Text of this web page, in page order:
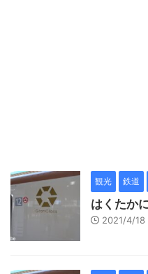
観光 鉄道
はくたか
2021/4/18